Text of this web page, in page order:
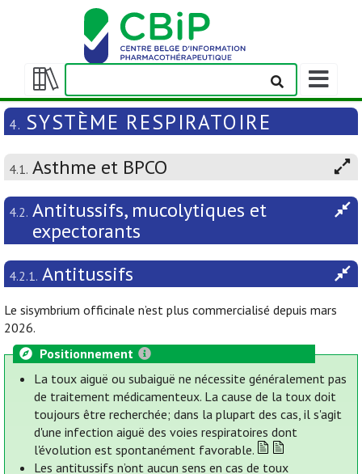
Afficher/masquer
la
table
matières
Afficher/
la
barre
navigation
4. SYSTÈME RESPIRATOIRE
4.1. Asthme et BPCO
4.2. Antitussifs, mucolytiques et
expectorants
4.2.1. Antitussifs
Le sisymbrium officinale n’est plus commercialisé depuis mars
2026.
Positionnement
La toux aiguë ou subaiguë ne nécessite généralement pas
de traitement médicamenteux. La cause de la toux doit
toujours être recherchée; dans la plupart des cas, il s'agit
d'une infection aiguë des voies respiratoires dont
l'évolution est spontanément favorable.
Les antitussifs n’ont aucun sens en cas de toux